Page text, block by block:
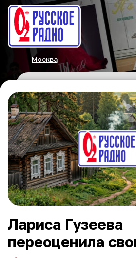
Москва
Лариса Гузеева
переоценила